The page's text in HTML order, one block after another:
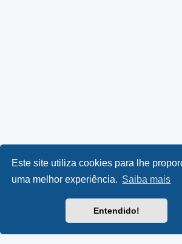
Este site utiliza cookies para lhe
uma melhor experiência. Saiba mais
Entendido!